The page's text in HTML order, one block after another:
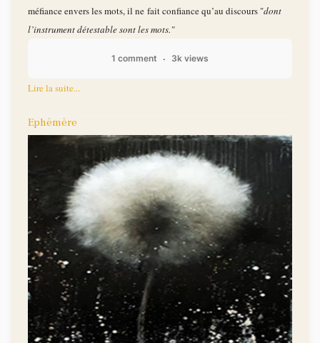
méfiance envers les mots, il ne fait confiance qu’au discours "dont
l’instrument détestable sont les mots."
1 comment 3k views
Lire la suite...
Ephémère